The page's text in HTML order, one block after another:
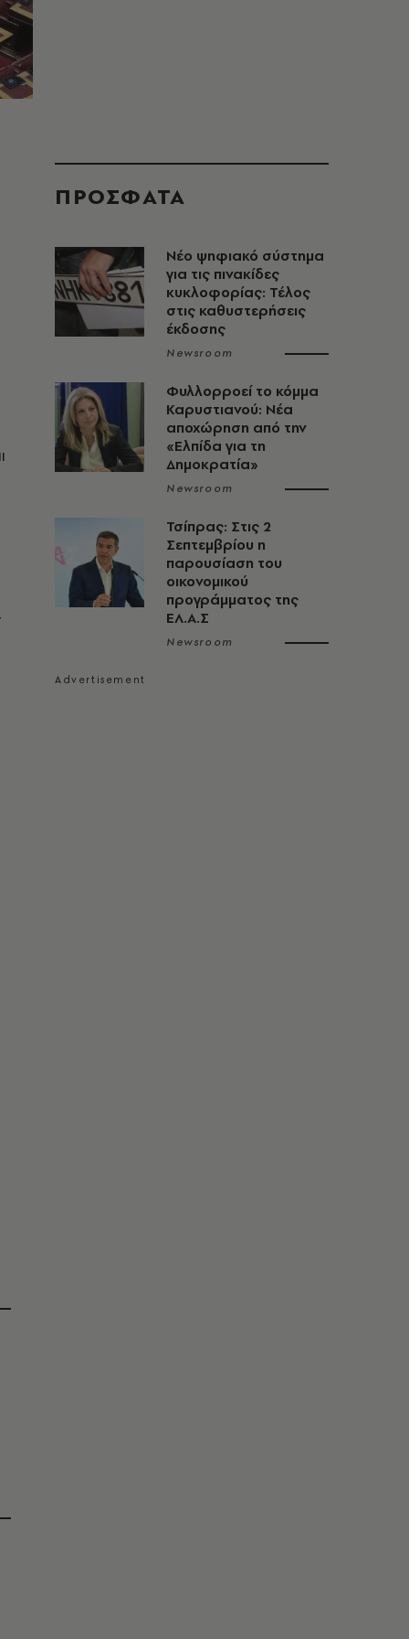
ΠΡΟΣΦΑΤΑ
Νέο ψηφιακό σύστημα
για τις πινακίδες
κυκλοφορίας: Τέλος
στις καθυστερήσεις
έκδοσης
Newsroom
Φυλλορροεί το κόμμα
Καρυστιανού: Νέα
αποχώρηση από την
«Ελπίδα για τη
Δημοκρατία»
Newsroom
Τσίπρας: Στις 2
Σεπτεμβρίου η
παρουσίαση του
οικονομικού
προγράμματος της
ΕΛ.Α.Σ
Newsroom